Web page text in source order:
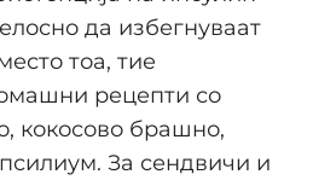
да избегнуваат
тоа, тие
рецепти со
кокосово брашно,
За сендвичи и